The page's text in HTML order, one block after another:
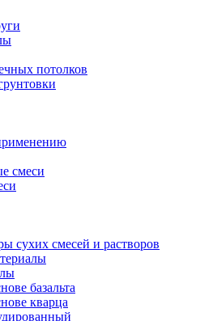
потолков
смеси
сухих смесей и растворов
базальта
кварца